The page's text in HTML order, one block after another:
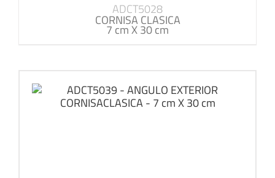
ADCT5028
CORNISA CLASICA
7 cm X 30 cm